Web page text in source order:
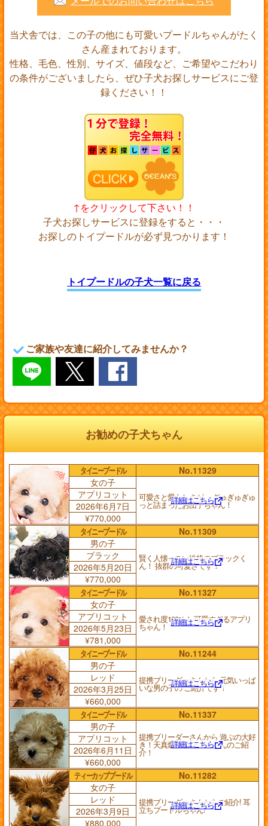
当犬舎では、この子の他にも可愛いプードルちゃんがたく
さん産まれております。
性格、毛色、性別、サイズ、値段など、ご希望やこだわり
の条件がございましたら、ぜひ子犬お探しサービスにご登
録ください！！
↑をクリックして下さい！！
子犬お探しサービスに登録をすると・・・
お探しのトイプードルが必ず見つかります！
トイプードルの子犬一覧に戻る
ご家族や友達に紹介してみませんか？
お勧めの子犬ちゃん
タイニープードル
No.11329
女の子
可愛さと愛らしさが、 ぎゅぎゅぎゅ
っと詰まったお団子ちゃん！
詳細はこちら
アプリコット
2026年6月7日
¥770,000
タイニープードル
No.11309
男の子
賢く人懐っこい性格のブラックく
ん！ 抜群の可愛さです！
詳細はこちら
ブラック
2026年5月20日
¥770,000
タイニープードル
No.11327
女の子
愛され度100%！ 可愛すぎるアプリ
ちゃん！ 詳細はこちら
アプリコット
2026年5月23日
¥781,000
タイニープードル
No.11244
男の子
提携ブリーダーさんから 元気いっぱ
いな男の子の ご紹介です！
詳細はこちら
レッド
2026年3月25日
¥660,000
タイニープードル
No.11337
男の子
提携ブリーダーさんから 遊ぶの大好
き！天真爛漫な アプリくんのご紹
介！
詳細はこちら
アプリコット
2026年6月11日
¥660,000
ティーカッププードル
No.11282
女の子
提携ブリーダーさんからご紹介! 耳
立ちプードルちゃん!
詳細はこちら
レッド
2026年3月9日
¥880,000